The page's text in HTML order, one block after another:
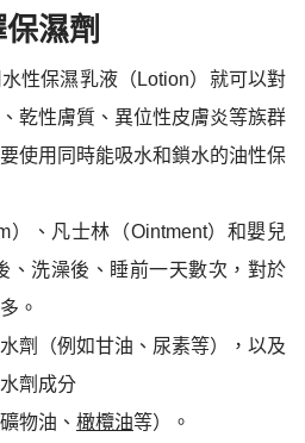
濕劑
性保濕乳液（ Lotion）就可以對
乾性膚質、異位性皮膚炎等族群
使用同時能吸水和鎖水的油性保
） 、凡士林（Ointment）和嬰兒
、洗澡後、睡前一天數次，對於
。
劑（例如甘油、尿素等）
，以及
劑成分
礦物油、 橄欖油等） 。